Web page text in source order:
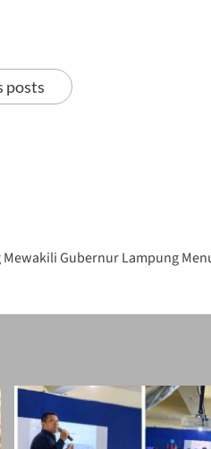
posts
Gubernur Lampung